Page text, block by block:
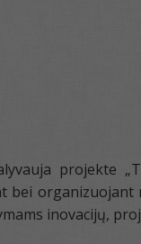
projekte
inovacijų,